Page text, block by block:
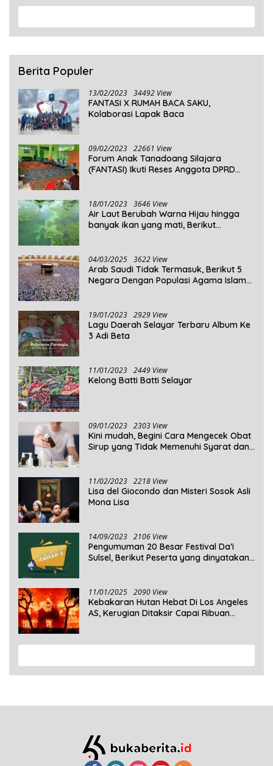
Berita Populer
13/02/2023 34492 View
FANTASI X RUMAH BACA SAKU,
Kolaborasi Lapak Baca
09/02/2023 22661 View
Forum Anak Tanadoang Silajara
(FANTASI) Ikuti Reses Anggota DPRD
18/01/2023 3646 View
Air Laut Berubah Warna Hijau hingga
banyak ikan yang mati, Berikut
04/03/2025 3622 View
Arab Saudi Tidak Termasuk, Berikut 5
Negara Dengan Populasi Agama Islam
19/01/2023 2929 View
Lagu Daerah Selayar Terbaru Album Ke
3 Adi Beta
11/01/2023 2449 View
Kelong Batti Batti Selayar
09/01/2023 2303 View
Kini mudah, Begini Cara Mengecek Obat
Sirup yang Tidak Memenuhi Syarat dan
11/02/2023 2218 View
Lisa del Giocondo dan Misteri Sosok Asli
Mona Lisa
14/09/2023 2106 View
Pengumuman 20 Besar Festival Da’i
Sulsel, Berikut Peserta yang dinyatakan
11/01/2025 2090 View
Kebakaran Hutan Hebat Di Los Angeles
AS, Kerugian Ditaksir Capai Ribuan